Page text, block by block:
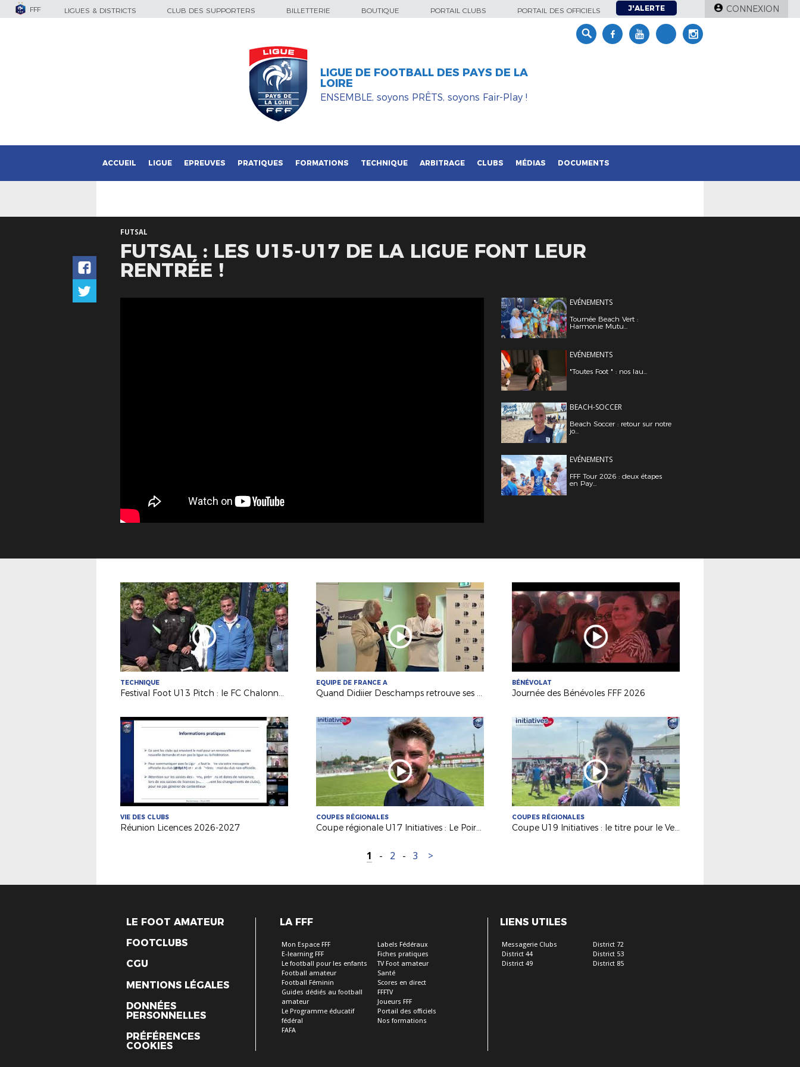
FFF LIGUES & DISTRICTS CLUB DES SUPPORTERS BILLETTERIE BOUTIQUE PORTAIL CLUBS PORTAIL DES OFFICIELS J'ALERTE CONNEXION
LIGUE DE FOOTBALL DES PAYS DE LA
LOIRE
ENSEMBLE, soyons PRÊTS, soyons Fair-Play !
ACCUEIL LIGUE EPREUVES PRATIQUES FORMATIONS TECHNIQUE ARBITRAGE CLUBS MÉDIAS DOCUMENTS
FUTSAL
FUTSAL : LES U15-U17 DE LA LIGUE FONT LEUR
RENTRÉE !
EVÉNEMENTS
Tournée Beach Vert :
Harmonie Mutu...
EVÉNEMENTS
"Toutes Foot " : nos lau...
BEACH-SOCCER
Beach Soccer : retour sur notre
jo...
EVÉNEMENTS
FFF Tour 2026 : deux étapes
en Pay...
TECHNIQUE
Festival Foot U13 Pitch : le FC Chalonnes Chaudefonds club support à l'organisation
EQUIPE DE FRANCE A
Quand Didiier Deschamps retrouve ses racines nantaises...
BÉNÉVOLAT
Journée des Bénévoles FFF 2026
VIE DES CLUBS
Réunion Licences 2026-2027
COUPES RÉGIONALES
Coupe régionale U17 Initiatives : Le Poiré sur Vie remporte l'édition 2026 !
COUPES RÉGIONALES
Coupe U19 Initiatives : le titre pour le Vendée Fontenay Foot
1 - 2 - 3 >
LE FOOT AMATEUR
FOOTCLUBS
CGU
MENTIONS LÉGALES
DONNÉES
PERSONNELLES
PRÉFÉRENCES
COOKIES
LA FFF
Mon Espace FFF
E-learning FFF
Le football pour les enfants
Football amateur
Football Féminin
Guides dédiés au football
amateur
Le Programme éducatif
fédéral
FAFA
Labels Fédéraux
Fiches pratiques
TV Foot amateur
Santé
Scores en direct
FFFTV
Joueurs FFF
Portail des officiels
Nos formations
LIENS UTILES
Messagerie Clubs
District 44
District 49
District 72
District 53
District 85